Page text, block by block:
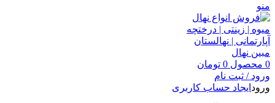
منو
0 محصول 0 تومان
ورود / ثبت نام
ورود ایجاد حساب کاربری